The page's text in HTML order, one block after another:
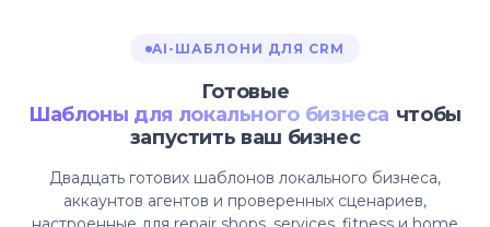
AI-ШАБЛОНИ ДЛЯ CRM
Готовые
Шаблоны для локального бизнеса чтобы
запустить ваш бизнес
Двадцать готових шаблонов локального бизнеса,
аккаунтов агентов и проверенных сценариев,